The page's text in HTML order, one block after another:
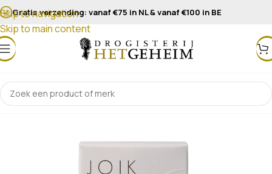
Skip to navigation
Skip to main content
Gratis verzending: vanaf €75 in NL & vanaf €100 in BE